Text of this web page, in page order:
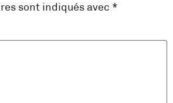
sont indiqués avec *